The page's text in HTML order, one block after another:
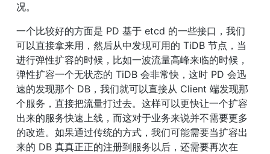
况。
一个比较好的方面是 PD 基于 etcd 的一些接口，我们
可以直接拿来用，然后从中发现可用的 TiDB 节点，当
进行弹性扩容的时候，比如一波流量高峰来临的时候，
弹性扩容一个无状态的 TiDB 会非常快，这时 PD 会迅
速的发现那个 DB，我们就可以直接从 Client 端发现那
个服务，直接把流量打过去。这样可以更快让一个扩容
出来的服务快速上线，而这对于业务来说并不需要更多
的改造。如果通过传统的方式，我们可能需要当扩容出
来的 DB 真真正正的注册到服务以后，还需要再次在